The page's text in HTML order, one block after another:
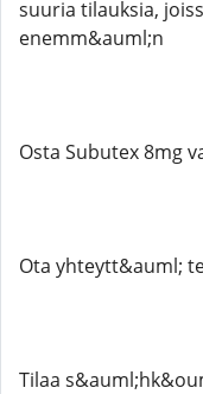
suuria tilauksia,
enemm&auml;n
Osta Subutex 8mg
Ota yhteytt&auml;
Tilaa